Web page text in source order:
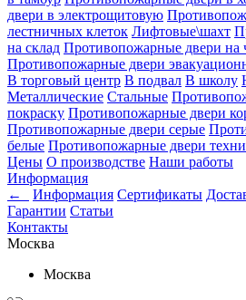
двери в электрощитовую
лестничных клеток Лифтовые\шахт
на склад Противопожарные двери на
Противопожарные двери
В торговый центр В подвал В школу
Металлические Стальные
покраску Противопожарные двери
Противопожарные двери серые
белые Противопожарные двери
Цены О производстве Наши работы
Информация
←
Информация Сертификаты
Гарантии Статьи
Контакты
Москва
Москва